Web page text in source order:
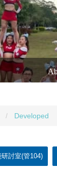
Developed
研討室(管104)